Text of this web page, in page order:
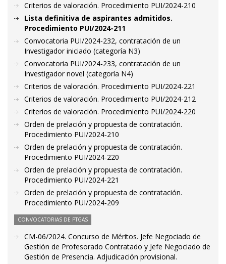
Criterios de valoración. Procedimiento PUI/2024-210
Lista definitiva de aspirantes admitidos.
Procedimiento PUI/2024-211
Convocatoria PUI/2024-232, contratación de un
Investigador iniciado (categoría N3)
Convocatoria PUI/2024-233, contratación de un
Investigador novel (categoría N4)
Criterios de valoración. Procedimiento PUI/2024-221
Criterios de valoración. Procedimiento PUI/2024-212
Criterios de valoración. Procedimiento PUI/2024-220
Orden de prelación y propuesta de contratación.
Procedimiento PUI/2024-210
Orden de prelación y propuesta de contratación.
Procedimiento PUI/2024-220
Orden de prelación y propuesta de contratación.
Procedimiento PUI/2024-221
Orden de prelación y propuesta de contratación.
Procedimiento PUI/2024-209
CONVOCATORIAS DE PTGAS
CM-06/2024. Concurso de Méritos. Jefe Negociado de
Gestión de Profesorado Contratado y Jefe Negociado de
Gestión de Presencia. Adjudicación provisional.